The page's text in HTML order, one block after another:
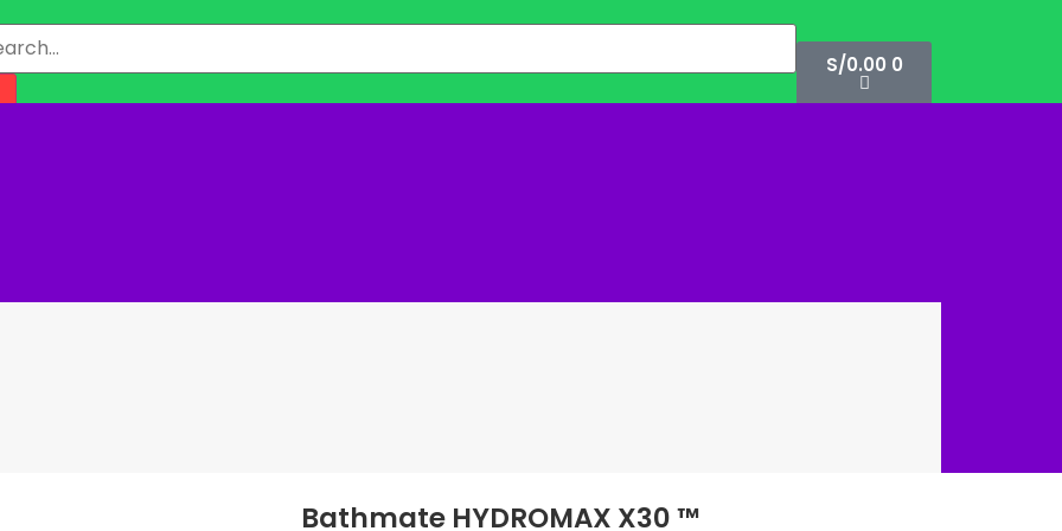
S/0.00 0
100% Originales Te asesoramos En todos medios de pago
™
Bathmate HYDROMAX X30 ™